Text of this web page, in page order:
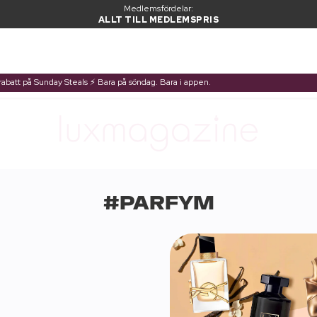
Medlemsfördelar:
ALLT TILL MEDLEMSPRIS
på Sunday Steals ⚡ Bara på söndag. Bara i appen.
#PARFYM